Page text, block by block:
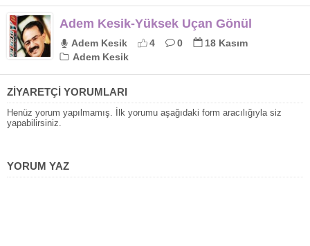
Adem Kesik-Yüksek Uçan Gönül
Adem Kesik 4 0
18 Kasım
Adem Kesik
ZİYARETÇİ YORUMLARI
Henüz yorum yapılmamış. İlk yorumu aşağıdaki form aracılığıyla siz
yapabilirsiniz.
YORUM YAZ